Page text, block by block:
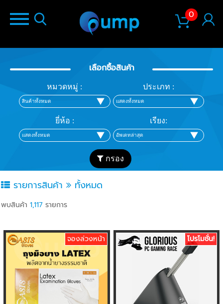
0
เลือกซื้อสินค้า
หมวดหมู่ : ประเภท :
ยี่ห้อ : เรียง:
กรอง
รายการสินค้า ทั้งหมด
พบสินค้า 1,117 รายการ
จองล่วงหน้า โปรโมชั่น!